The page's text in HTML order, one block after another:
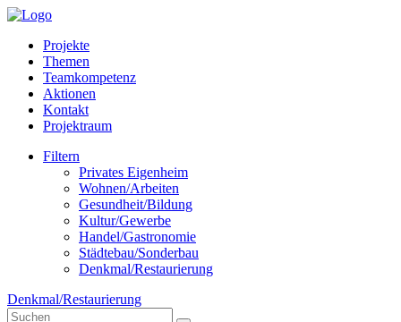
Projekte
Themen
Teamkompetenz
Aktionen
Kontakt
Projektraum
Filtern
Privates Eigenheim
Wohnen/Arbeiten
Gesundheit/Bildung
Kultur/Gewerbe
Handel/Gastronomie
Städtebau/Sonderbau
Denkmal/Restaurierung
Denkmal/Restaurierung